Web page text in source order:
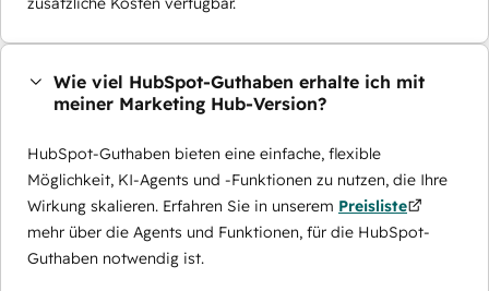
Wie viel HubSpot-Guthaben erhalte ich mit
meiner Marketing Hub-Version?
HubSpot-Guthaben bieten eine einfache, flexible
Möglichkeit, KI-Agents und -Funktionen zu nutzen, die Ihre
Wirkung skalieren. Erfahren Sie in unserem Preisliste
mehr über die Agents und Funktionen, für die HubSpot-
Guthaben notwendig ist.